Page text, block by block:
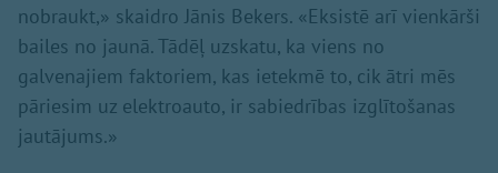
nobraukt,» skaidro Jānis Bekers. «Eksistē arī vienkārši
bailes no jaunā. Tādēļ uzskatu, ka viens no
galvenajiem faktoriem, kas ietekmē to, cik ātri mēs
pāriesim uz elektroauto, ir sabiedrības izglītošanas
jautājums.»